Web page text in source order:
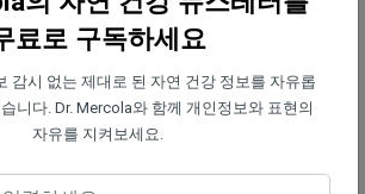
은 또한 결핍된 사람들이 심혈관 질
철분 수치를 갖고 있었으며, 입원 기
발견했습니다. 두 번째 연구는 코로
보인 사람들에게도 비슷한 결과를
료로 구독하세요
감시 없는 제대로 된 자연 건강 정보를 자유롭
니다. Dr. Mercola와 함께 개인정보와 표현의
자유를 지켜보세요.